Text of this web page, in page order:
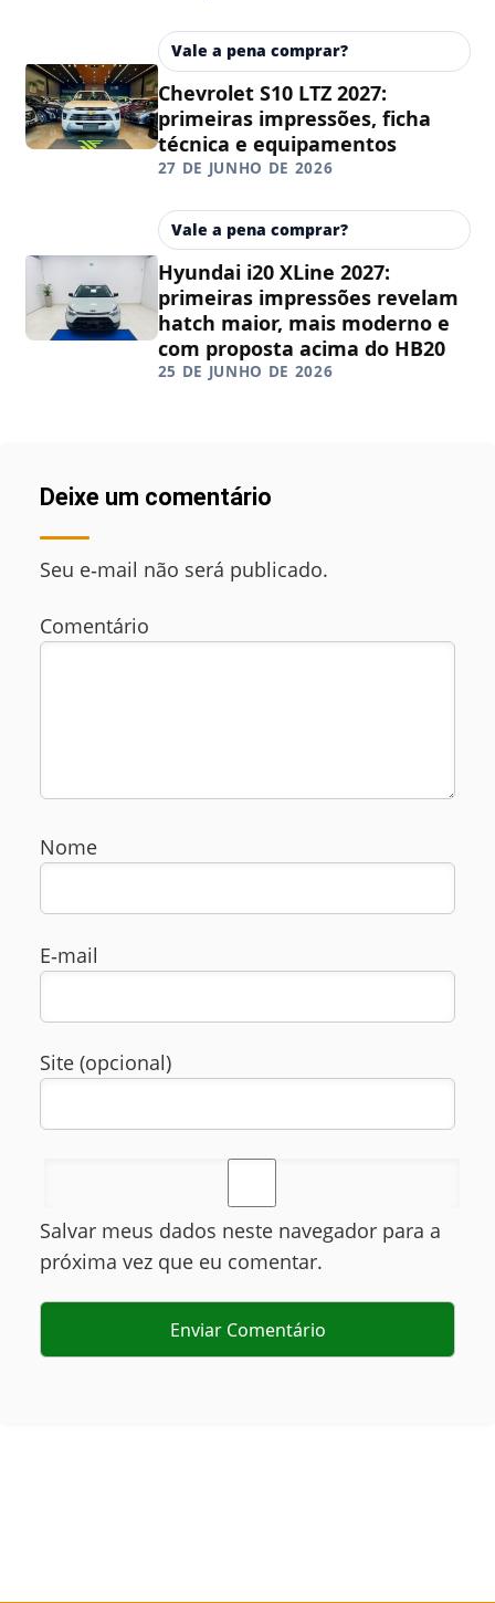
Vale a pena comprar?
Chevrolet S10 LTZ 2027:
primeiras impressões, ficha
técnica e equipamentos
27 DE JUNHO DE 2026
Vale a pena comprar?
Hyundai i20 XLine 2027:
primeiras impressões revelam
hatch maior, mais moderno e
com proposta acima do HB20
25 DE JUNHO DE 2026
Deixe um comentário
Seu e‑mail não será publicado.
Comentário
Nome
E‑mail
Site (opcional)
Salvar meus dados neste navegador para a
próxima vez que eu comentar.